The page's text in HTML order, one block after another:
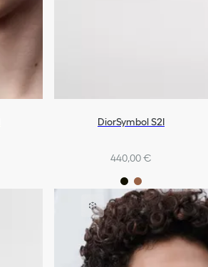
DiorSymbol S2I
440,00 €